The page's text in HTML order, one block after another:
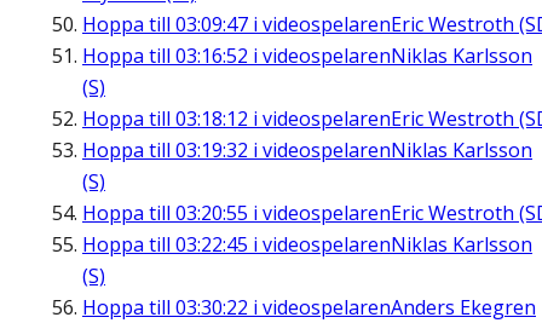
Hoppa till 03:09:47 i videospelarenEric Westroth
Hoppa till 03:16:52 i videospelarenNiklas Karlsson
(S)
Hoppa till 03:18:12 i videospelarenEric Westroth
Hoppa till 03:19:32 i videospelarenNiklas Karlsson
(S)
Hoppa till 03:20:55 i videospelarenEric Westroth
Hoppa till 03:22:45 i videospelarenNiklas Karlsson
(S)
Hoppa till 03:30:22 i videospelarenAnders Ekegren